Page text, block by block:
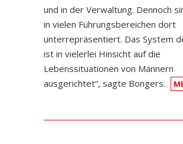
und in der Verwaltung. Dennoch
in vielen Führungsbereichen dort
unterrepräsentiert. Das System
ist in vielerlei Hinsicht auf die
Lebenssituationen von Männern
ausgerichtet“, sagte Bongers.